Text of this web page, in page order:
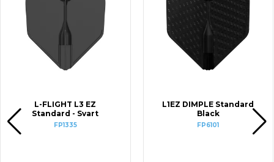
L-FLIGHT L3 EZ
Standard - Svart
FP1335
L1EZ DIMPLE Standard
Black
FP6101